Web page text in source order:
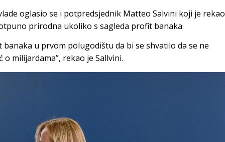
oglasio se i potpredsjednik Matteo Salvini koji je rekao
prirodna ukoliko s sagleda profit banaka.
u prvom polugodištu da bi se shvatilo da se ne
milijardama”, rekao je Sallvini.